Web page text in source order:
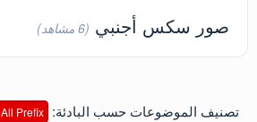
صور سكس أجنبي (6 مشاهد)
تصنيف الموضوعات حسب البادئة: All Prefix